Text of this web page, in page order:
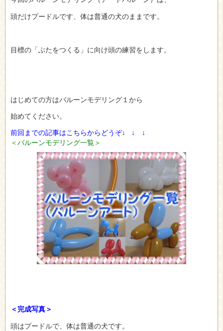
頭だけプードルです、体は普通の犬のままです。
目標の「ぶたをつくる」に向け頭の練習をします。
はじめての方はバルーンモデリング１から
始めてください。
前回までの記事はこちらからどうぞ↓ ↓ ↓
＜バルーンモデリング一覧＞
＜完成写真＞
頭はプードルで、体は普通の犬です。